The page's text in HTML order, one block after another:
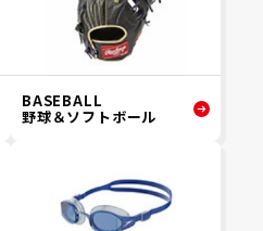
BASEBALL
野球＆ソフトボール